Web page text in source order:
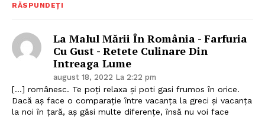
RĂSPUNDEȚI
La Malul Mării În România - Farfuria
Cu Gust - Retete Culinare Din
Intreaga Lume
august 18, 2022 La 2:22 pm
[…] românesc. Te poţi relaxa şi poti gasi frumos ȋn orice.
Dacă aş face o comparaţie ȋntre vacanţa la greci şi vacanţa
la noi ȋn ţară, aş găsi multe diferenţe, ȋnsă nu voi face